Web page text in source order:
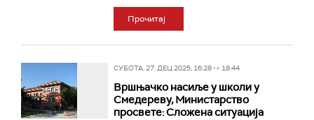
Прочитај
СУБОТА, 27. ДЕЦ 2025, 16:28 -> 18:44
Вршњачко насиље у школи у
Смедереву, Министарство
просвете: Сложена ситуација